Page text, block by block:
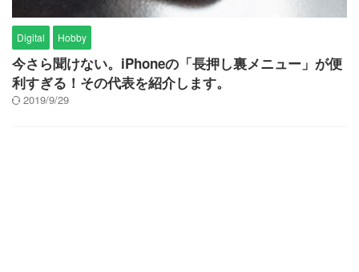
Digital Hobby
今さら聞けない。iPhoneの「長押し裏メニュー」が便
利すぎる！その代表を紹介します。
2019/9/29